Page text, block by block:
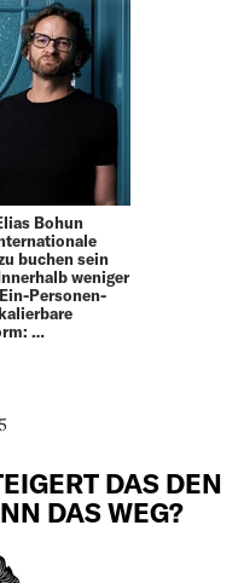
Bohun
buchen sein
weniger
Personen-
…
DAS DEN
DAS WEG?